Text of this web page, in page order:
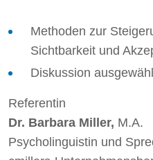
Methoden zur
Sichtbarkeit und
Diskussion
Referentin
Dr. Barbara Miller, M.A.
Psycholinguistin und